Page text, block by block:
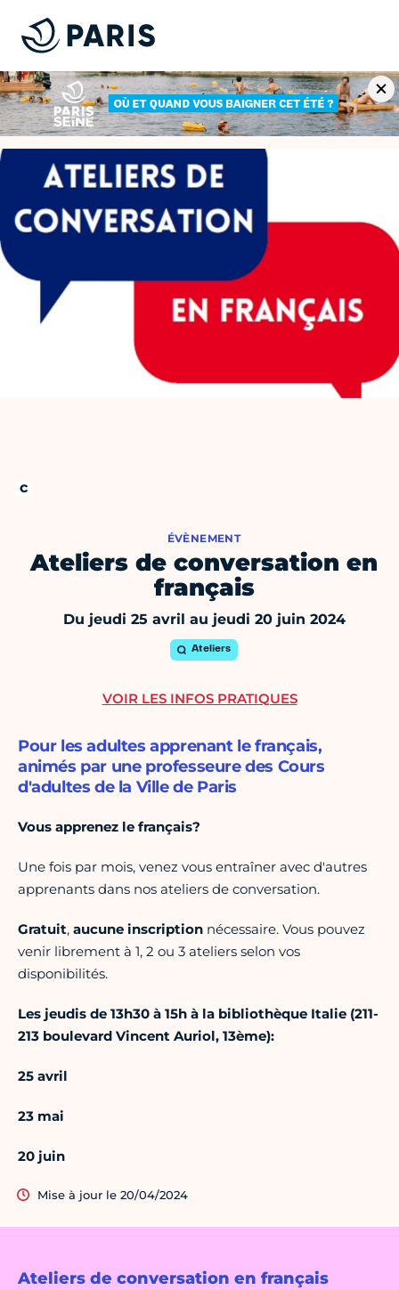
ÉVÈNEMENT
Ateliers de conversation en
français
Du jeudi 25 avril au jeudi 20 juin 2024
Ateliers
Ateliers de conversation en français
Pour les adultes apprenant le français,
animés par une professeure des Cours
d'adultes de la Ville de Paris
Vous apprenez le français?
Une fois par mois, venez vous entraîner avec d'autres
apprenants dans nos ateliers de conversation.
Gratuit, aucune inscription nécessaire. Vous pouvez
venir librement à 1, 2 ou 3 ateliers selon vos
disponibilités.
Les jeudis de 13h30 à 15h à la bibliothèque Italie (211-
213 boulevard Vincent Auriol, 13ème):
25 avril
23 mai
20 juin
Mise à jour le 20/04/2024
VOIR LES INFOS PRATIQUES